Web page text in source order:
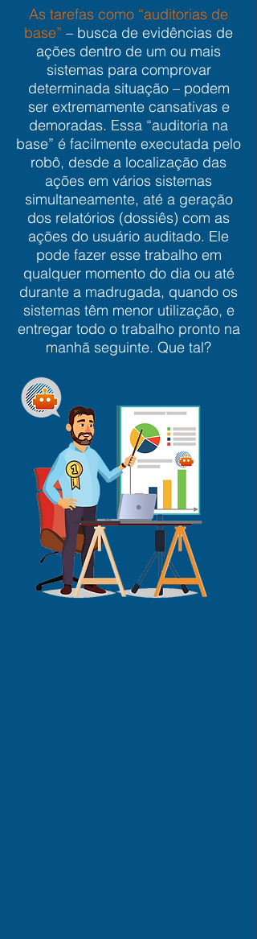
As tarefas como “auditorias de
base” – busca de evidências de
ações dentro de um ou mais
sistemas para comprovar
determinada situação – podem
ser extremamente cansativas e
demoradas. Essa “auditoria na
base” é facilmente executada pelo
robô, desde a localização das
ações em vários sistemas
simultaneamente, até a geração
dos relatórios (dossiês) com as
ações do usuário auditado. Ele
pode fazer esse trabalho em
qualquer momento do dia ou até
durante a madrugada, quando os
sistemas têm menor utilização, e
entregar todo o trabalho pronto na
manhã seguinte. Que tal?